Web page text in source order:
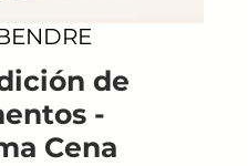
de
-
Cena